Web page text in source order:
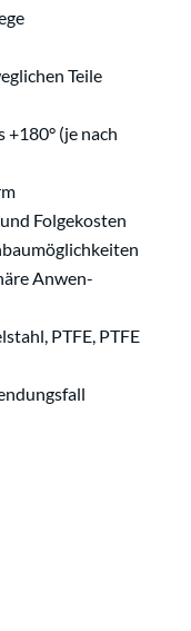
Teile
(je nach
Folgekosten
Anwen-
PTFE, PTFE